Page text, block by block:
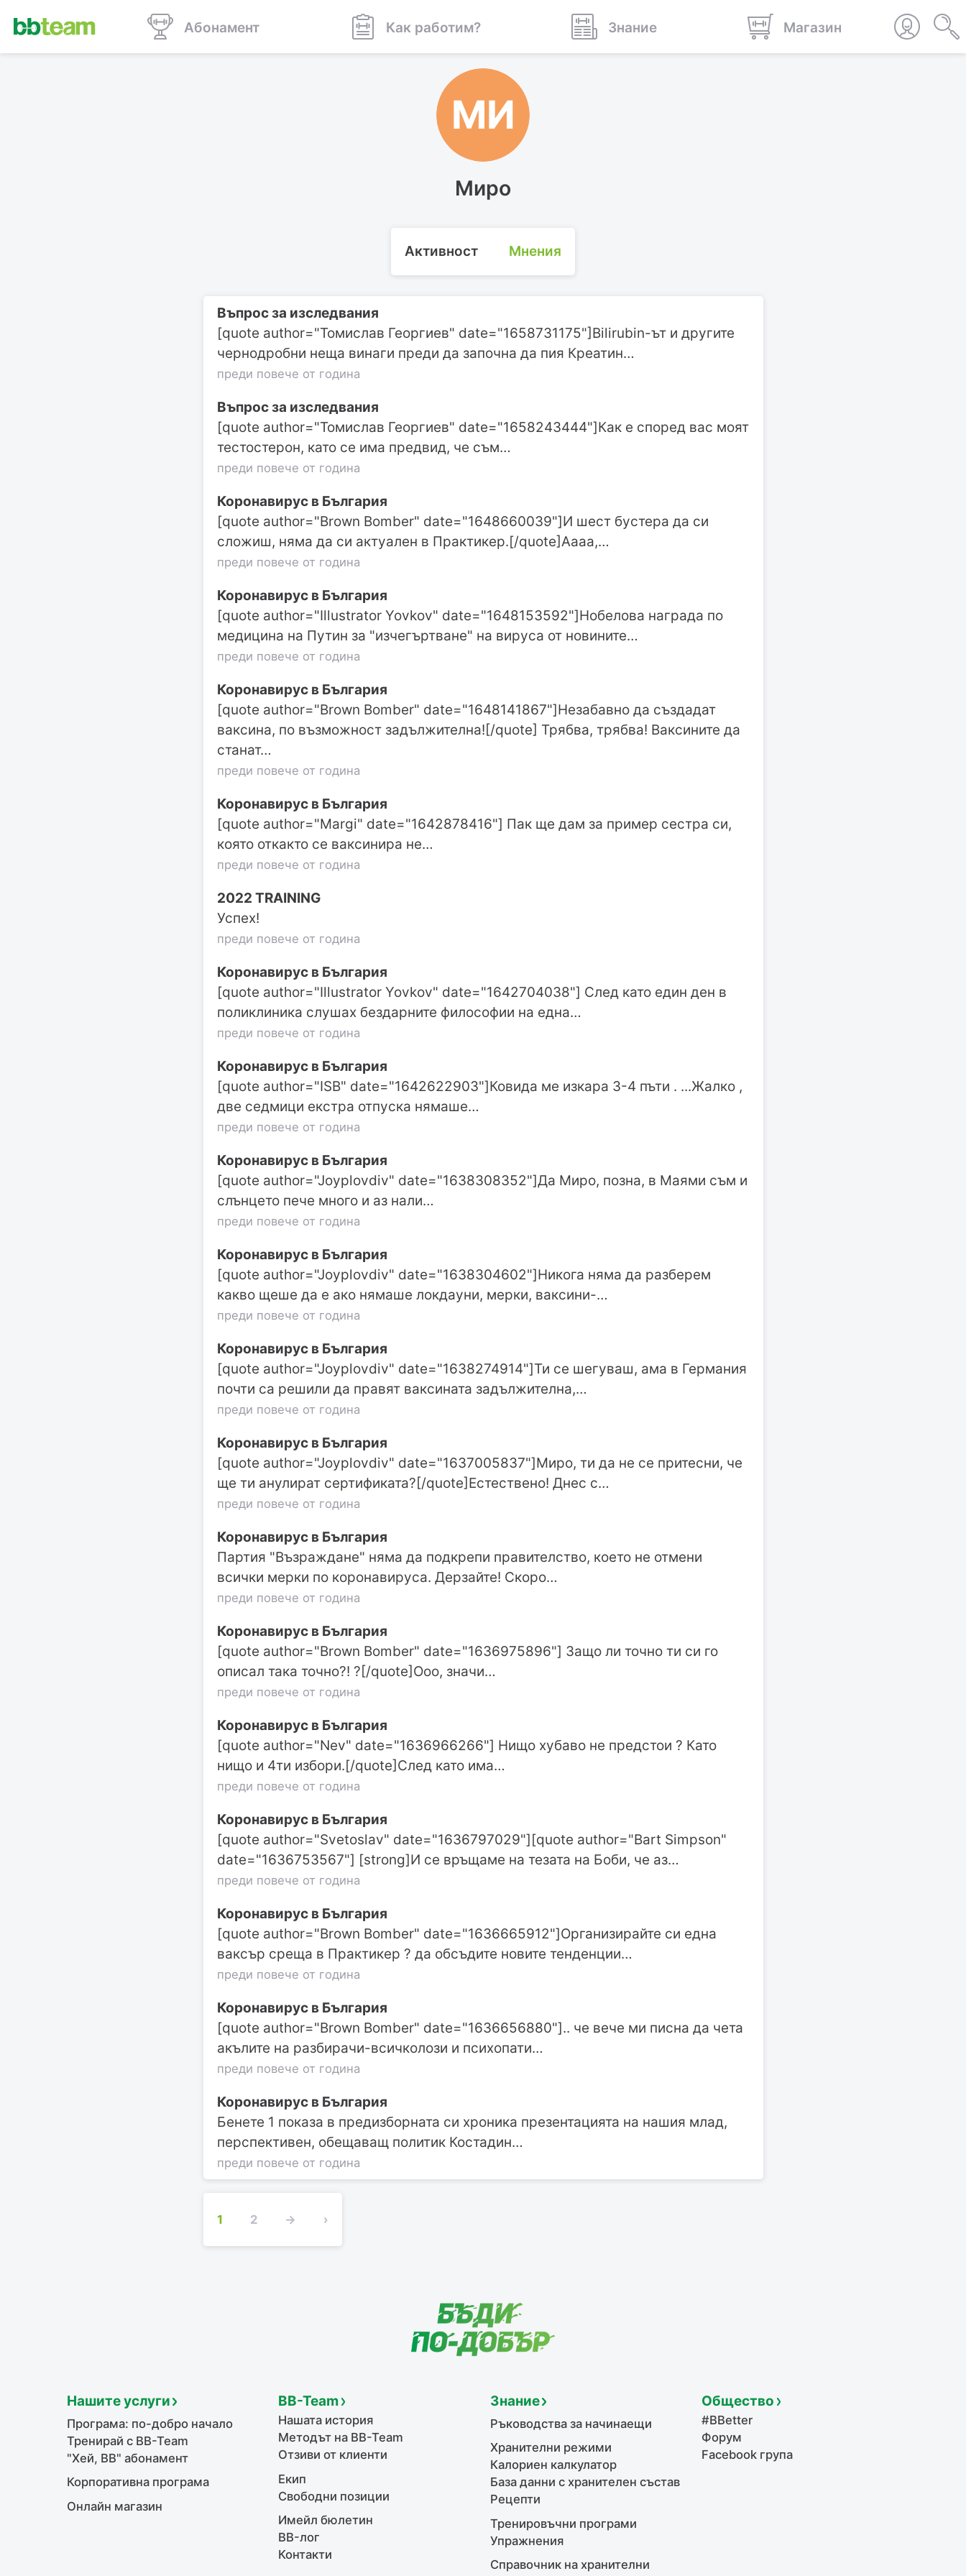
Абонамент Как работим? Знание Магазин
МИ
Миро
Активност Мнения
Въпрос за изследвания
[quote author="Томислав Георгиев" date="1658731175"]Bilirubin-ът и другите
чернодробни неща винаги преди да започна да пия Креатин…
преди повече от година
Въпрос за изследвания
[quote author="Томислав Георгиев" date="1658243444"]Как е според вас моят
тестостерон, като се има предвид, че съм…
преди повече от година
Коронавирус в България
[quote author="Brown Bomber" date="1648660039"]И шест бустера да си
сложиш, няма да си актуален в Практикер.[/quote]Аааа,…
преди повече от година
Коронавирус в България
[quote author="Illustrator Yovkov" date="1648153592"]Нобелова награда по
медицина на Путин за "изчегъртване" на вируса от новините…
преди повече от година
Коронавирус в България
[quote author="Brown Bomber" date="1648141867"]Незабавно да създадат
ваксина, по възможност задължителна![/quote] Трябва, трябва! Ваксините да
станат…
преди повече от година
Коронавирус в България
[quote author="Margi" date="1642878416"] Пак ще дам за пример сестра си,
която откакто се ваксинира не…
преди повече от година
2022 TRAINING
Успех!
преди повече от година
Коронавирус в България
[quote author="Illustrator Yovkov" date="1642704038"] След като един ден в
поликлиника слушах бездарните философии на една…
преди повече от година
Коронавирус в България
[quote author="ISB" date="1642622903"]Ковида ме изкара 3-4 пъти . ...Жалко ,
две седмици екстра отпуска нямаше…
преди повече от година
Коронавирус в България
[quote author="Joyplovdiv" date="1638308352"]Да Миро, позна, в Маями съм и
слънцето пече много и аз нали…
преди повече от година
Коронавирус в България
[quote author="Joyplovdiv" date="1638304602"]Никога няма да разберем
какво щеше да е ако нямаше локдауни, мерки, ваксини-…
преди повече от година
Коронавирус в България
[quote author="Joyplovdiv" date="1638274914"]Ти се шегуваш, ама в Германия
почти са решили да правят ваксината задължителна,…
преди повече от година
Коронавирус в България
[quote author="Joyplovdiv" date="1637005837"]Миро, ти да не се притесни, че
ще ти анулират сертификата?[/quote]Естествено! Днес с…
преди повече от година
Коронавирус в България
Партия "Възраждане" няма да подкрепи правителство, което не отмени
всички мерки по коронавируса. Дерзайте! Скоро…
преди повече от година
Коронавирус в България
[quote author="Brown Bomber" date="1636975896"] Защо ли точно ти си го
описал така точно?! ?[/quote]Ооо, значи…
преди повече от година
Коронавирус в България
[quote author="Nev" date="1636966266"] Нищо хубаво не предстои ? Като
нищо и 4ти избори.[/quote]След като има…
преди повече от година
Коронавирус в България
[quote author="Svetoslav" date="1636797029"][quote author="Bart Simpson"
date="1636753567"] [strong]И се връщаме на тезата на Боби, че аз…
преди повече от година
Коронавирус в България
[quote author="Brown Bomber" date="1636665912"]Организирайте си една
ваксър среща в Практикер ? да обсъдите новите тенденции…
преди повече от година
Коронавирус в България
[quote author="Brown Bomber" date="1636656880"].. че вече ми писна да чета
акълите на разбирачи-всичколози и психопати…
преди повече от година
Коронавирус в България
Бенете 1 показа в предизборната си хроника презентацията на нашия млад,
перспективен, обещаващ политик Костадин…
преди повече от година
1 2 → ›
Нашите услуги
Програма: по-добро начало
Тренирай с BB-Team
"Хей, ВВ" абонамент
Корпоративна програма
Онлайн магазин
BB-Team
Нашата история
Методът на BB-Team
Отзиви от клиенти
Екип
Свободни позиции
Имейл бюлетин
BB-лог
Контакти
Знание
Ръководства за начинаещи
Хранителни режими
Калориен калкулатор
База данни с хранителен състав
Рецепти
Тренировъчни програми
Упражнения
Справочник на хранителни
Общество
#BBetter
Форум
Facebook група